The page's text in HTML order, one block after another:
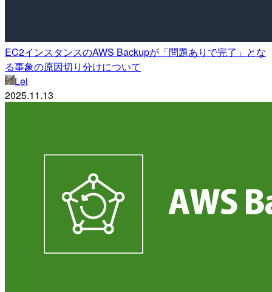
EC2インスタンスのAWS Backupが「問題ありで完了」とな
る事象の原因切り分けについて
Lei
2025.11.13